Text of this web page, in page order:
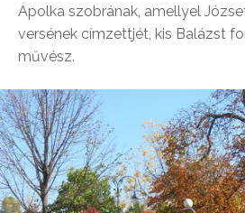
Apolka szobrának, amellyel
versének címzettjét, kis Balázst
művész.